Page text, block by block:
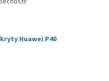
Huawei P40